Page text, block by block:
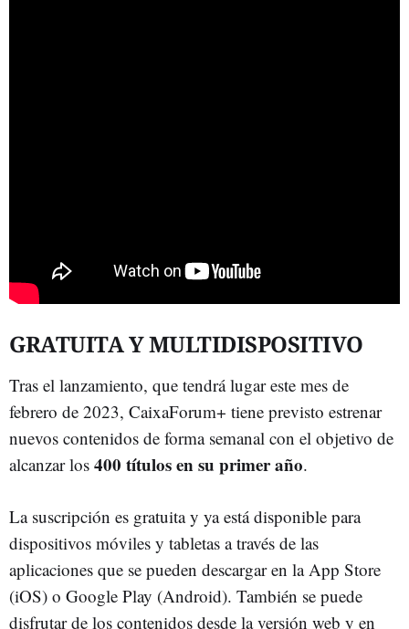
GRATUITA Y MULTIDISPOSITIVO
Tras el lanzamiento, que tendrá lugar este mes de
febrero de 2023, CaixaForum+ tiene previsto estrenar
nuevos contenidos de forma semanal con el objetivo de
alcanzar los 400 títulos en su primer año.
La suscripción es gratuita y ya está disponible para
dispositivos móviles y tabletas a través de las
aplicaciones que se pueden descargar en la App Store
(iOS) o Google Play (Android). También se puede
disfrutar de los contenidos desde la versión web y en